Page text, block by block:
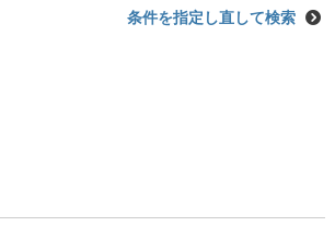
条件を指定し直して検索